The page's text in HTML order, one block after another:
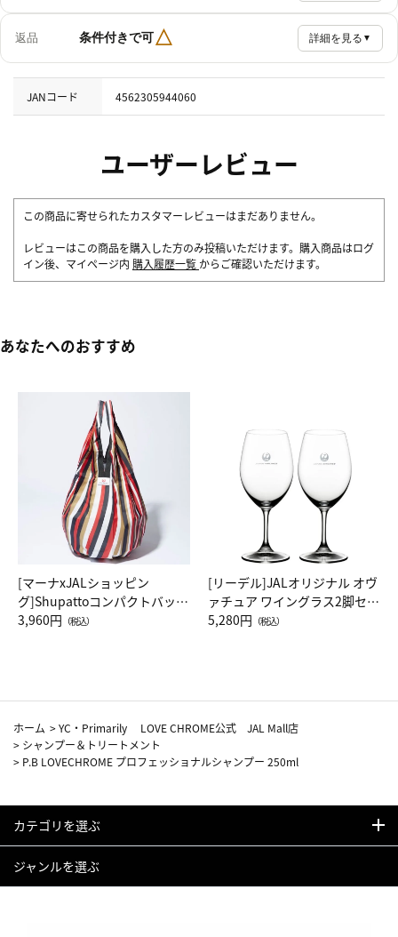
返品 条件付きで可△ 詳細を見る ▼
JANコード 4562305944060
ユーザーレビュー
この商品に寄せられたカスタマーレビューはまだありません。
レビューはこの商品を購入した方のみ投稿いただけます。購入商品はログ
イン後、マイページ内 購入履歴一覧 からご確認いただけます。
あなたへのおすすめ
[マーナxJALショッピン
グ]Shupattoコンパクトバッグ
Drop JAL客室乗務員（LC）ス
3,960円 （税込）
[リーデル]JALオリジナル オヴ
ァチュア ワイングラス2脚セッ
ト（レッドワイン）
5,280円 （税込）
ホーム >YC・Primarily LOVE CHROME公式 JAL Mall店
> シャンプー＆トリートメント
> P.B LOVECHROME プロフェッショナルシャンプー 250ml
カテゴリを選ぶ
ジャンルを選ぶ